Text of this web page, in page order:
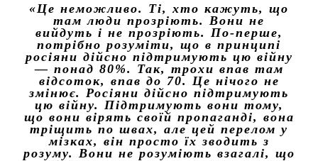
«Це неможливо. Ті, хто кажуть, що
там люди прозріють. Вони не
вийдуть і не прозріють. По-перше,
потрібно розуміти, що в принципі
росіяни дійсно підтримують цю війну
— понад 80%. Так, трохи впав там
відсоток, впав до 70. Це нічого не
змінює. Росіяни дійсно підтримують
цю війну. Підтримують вони тому,
що вони вірять своїй пропаганді, вона
тріщить по швах, але цей перелом у
мізках, він просто їх зводить з
розуму. Вони не розуміють взагалі, що